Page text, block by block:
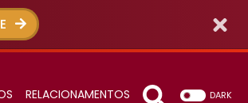
RELACIONAMENTOS DARK